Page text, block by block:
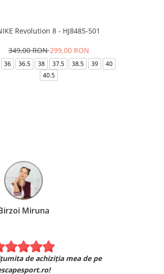
Revolution 8 - HJ8485-501
349,00 RON299,00 RON
36 36.5 38 37.5 38.5 39
40
40.5
Miruna
de achiziția mea de pe